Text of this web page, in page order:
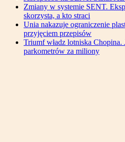
Zmiany w systemie SENT.
skorzysta, a kto straci
Unia nakazuje ograniczenie
przyjęciem przepisów
Triumf władz lotniska Chopina.
parkometrów za miliony